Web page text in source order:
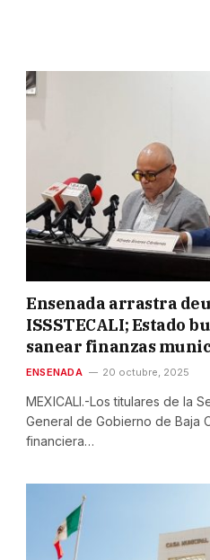
Ensenada arrastra
ISSSTECALI; Estado
sanear finanzas
ENSENADA 20 octubre, 2025
MEXICALI.-Los titulares de la
General de Gobierno de Baja
financiera…